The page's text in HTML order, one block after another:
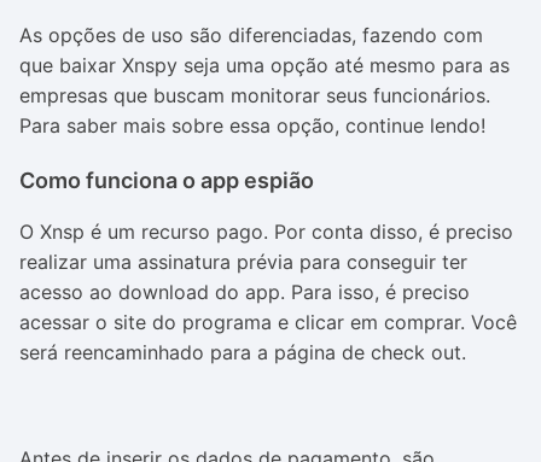
As opções de uso são diferenciadas, fazendo com
que baixar Xnspy seja uma opção até mesmo para as
empresas que buscam monitorar seus funcionários.
Para saber mais sobre essa opção, continue lendo!
Como funciona o app espião
O Xnsp é um recurso pago. Por conta disso, é preciso
realizar uma assinatura prévia para conseguir ter
acesso ao download do app. Para isso, é preciso
acessar o site do programa e clicar em comprar. Você
será reencaminhado para a página de check out.